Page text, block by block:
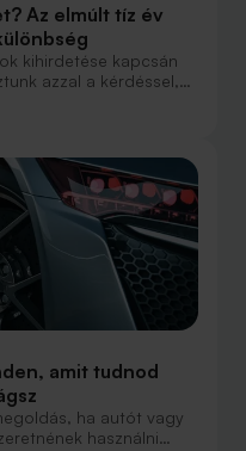
Az elmúlt tíz év
kihirdetése kapcsán
azzal a kérdéssel,
éri meg jobban. Előző
megéri a
ha inkább a
Hogyan áll ma valaki,
valaki, aki a bérlés
arra kényszerült?
amit tudnod
ha autót vagy
használni